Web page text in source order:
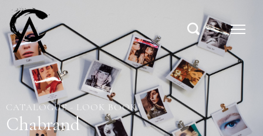
CATALOGUE - LOOK BOOK
Chabrand